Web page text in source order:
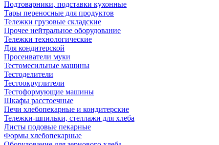
Подтоварники, подставки кухонные
Тары переносные для продуктов
Тележки грузовые складские
Прочее нейтральное оборудование
Тележки технологические
Для кондитерской
Просеиватели муки
Тестомесильные машины
Тестоделители
Тестоокруглители
Тестоформующие машины
Шкафы расстоечные
Печи хлебопекарные и кондитерские
Тележки-шпильки, стеллажи для хлеба
Листы подовые пекарные
Формы хлебопекарные